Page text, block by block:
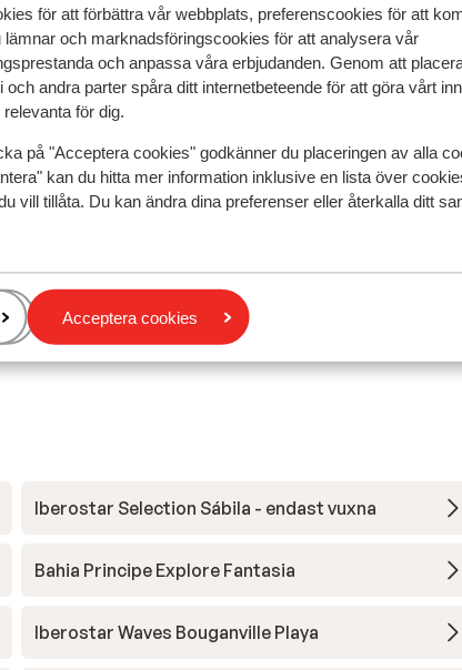
för att förbättra vår webbplats, preferenscookies för att
lämnar och marknadsföringscookies för att analysera vår
och anpassa våra erbjudanden. Genom att
andra parter spåra ditt internetbeteende för att göra vårt
för dig.
på "Acceptera cookies" godkänner du placeringen av alla
kan du hitta mer information inklusive en lista över
vill tillåta. Du kan ändra dina preferenser eller återkalla ditt
Acceptera cookies
deras upplevelser av vår produkt.Mer om
8.0 Fantastisk
Un peu bruyant mais emplacement nickel
Un peu bruyant mais emplacement nickel
AnonymEnsam förälder
Iberostar Selection Sábila - endast vuxna
Bahia Principe Explore Fantasia
Iberostar Waves Bouganville Playa